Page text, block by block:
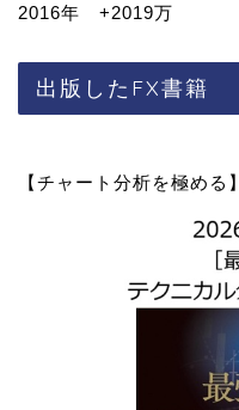
2016年 +2019万
出版したFX書籍
【チャート分析を極める】